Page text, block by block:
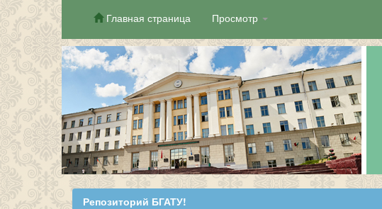
Skip
navigation
Главная страница Просмотр
Репозиторий БГАТУ!